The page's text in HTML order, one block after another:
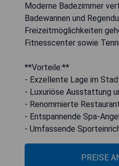
Moderne Badezimmer
Badewannen und
Freizeitmöglichkeiten
Fitnesscenter sowie
**Vorteile:**
- Exzellente Lage im
- Luxuriöse Ausstattung
- Renommierte
- Entspannende Spa-
- Umfassende
PREISE